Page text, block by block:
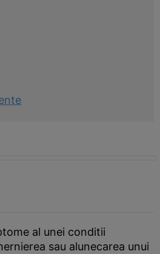
al unei conditii
sau alunecarea unui